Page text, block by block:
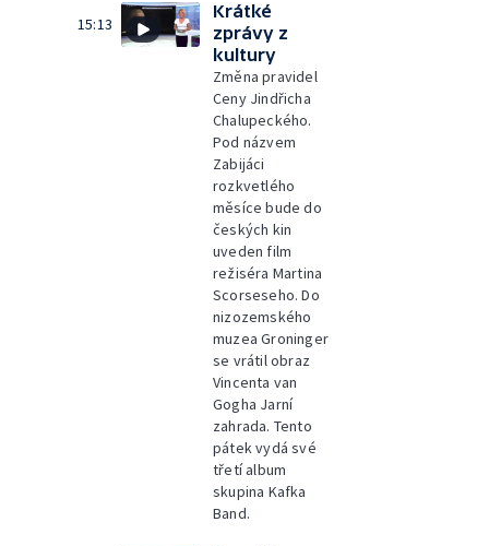
15:13
Krátké
zprávy z
kultury
Změna pravidel
Ceny Jindřicha
Chalupeckého.
Pod názvem
Zabijáci
rozkvetlého
měsíce bude do
českých kin
uveden film
režiséra Martina
Scorseseho. Do
nizozemského
muzea Groninger
se vrátil obraz
Vincenta van
Gogha Jarní
zahrada. Tento
pátek vydá své
třetí album
skupina Kafka
Band.